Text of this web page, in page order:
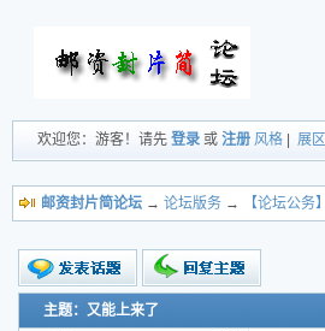
欢迎您：游客！请先 登录 或 注册 风格 展区
邮资封片简论坛 → 论坛版务 → 【论坛公务】
新的主题
主题：又能上来了